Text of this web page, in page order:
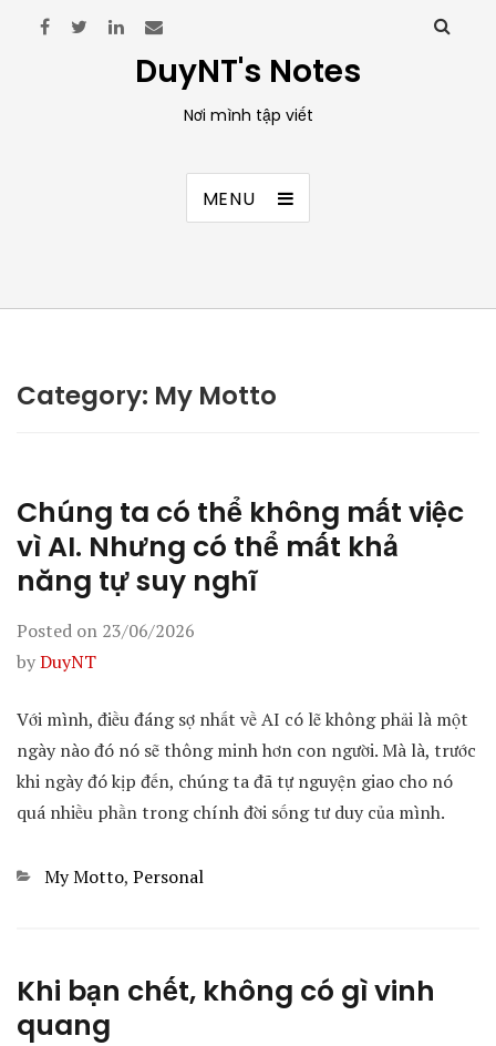
DuyNT's Notes
Nơi mình tập viết
MENU
Category: My Motto
Chúng ta có thể không mất việc
vì AI. Nhưng có thể mất khả
năng tự suy nghĩ
Posted on 23/06/2026
byDuyNT
Với mình, điều đáng sợ nhất về AI có lẽ không phải là một
ngày nào đó nó sẽ thông minh hơn con người. Mà là, trước
khi ngày đó kịp đến, chúng ta đã tự nguyện giao cho nó
quá nhiều phần trong chính đời sống tư duy của mình.
Categories
My Motto, Personal
Khi bạn chết, không có gì vinh
quang